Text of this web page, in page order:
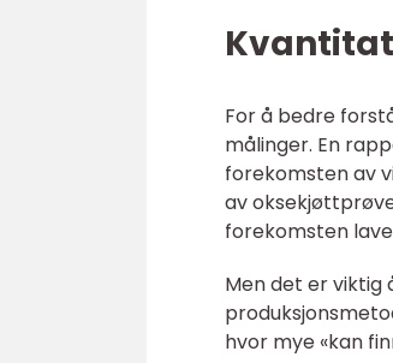
For å bedre
målinger. En
forekomsten av
av
forekomsten
Men det er viktig
hvor mye «kan